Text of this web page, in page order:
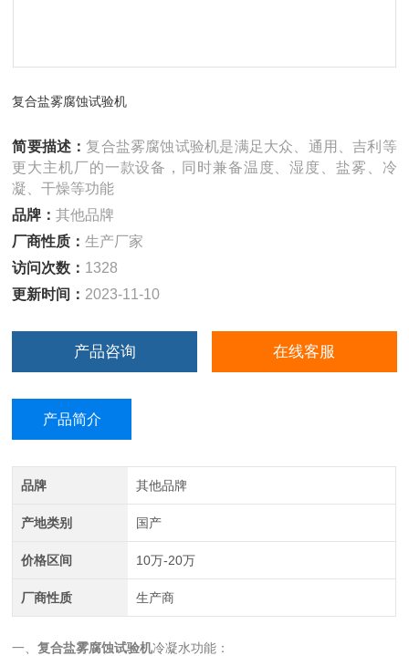
复合盐雾腐蚀试验机
简要描述： 复合盐雾腐蚀试验机是满足大众、通用、吉利等
更大主机厂的一款设备，同时兼备温度、湿度、盐雾、冷
凝、干燥等功能
品牌：其他品牌
厂商性质：生产厂家
访问次数： 1328
更新时间： 2023-11-10
产品咨询 在线客服
产品简介
品牌 其他品牌
产地类别 国产
价格区间 10万-20万
厂商性质 生产商
一、复合盐雾腐蚀试验机冷凝水功能：